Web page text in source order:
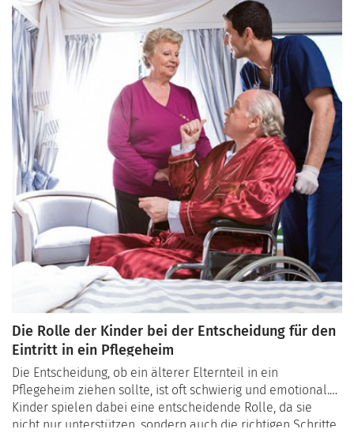
Senectute und andere Organisationen – Unterstützung
bieten.
Die Rolle der Kinder bei der Entscheidung für den
Eintritt in ein Pflegeheim
Die Entscheidung, ob ein älterer Elternteil in ein
Pflegeheim ziehen sollte, ist oft schwierig und emotional.
Kinder spielen dabei eine entscheidende Rolle, da sie
nicht nur unterstützen, sondern auch die richtigen Schritte